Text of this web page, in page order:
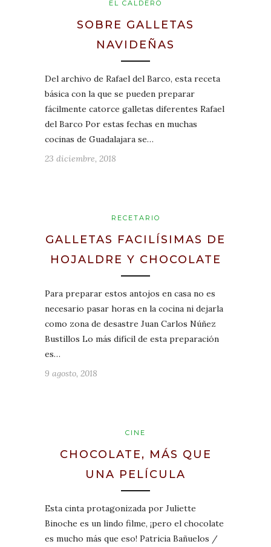
EL CALDERO
SOBRE GALLETAS
NAVIDEÑAS
Del archivo de Rafael del Barco, esta receta
básica con la que se pueden preparar
fácilmente catorce galletas diferentes Rafael
del Barco Por estas fechas en muchas
cocinas de Guadalajara se…
23 diciembre, 2018
RECETARIO
GALLETAS FACILÍSIMAS DE
HOJALDRE Y CHOCOLATE
Para preparar estos antojos en casa no es
necesario pasar horas en la cocina ni dejarla
como zona de desastre Juan Carlos Núñez
Bustillos Lo más difícil de esta preparación
es…
9 agosto, 2018
CINE
CHOCOLATE, MÁS QUE
UNA PELÍCULA
Esta cinta protagonizada por Juliette
Binoche es un lindo filme, ¡pero el chocolate
es mucho más que eso! Patricia Bañuelos /